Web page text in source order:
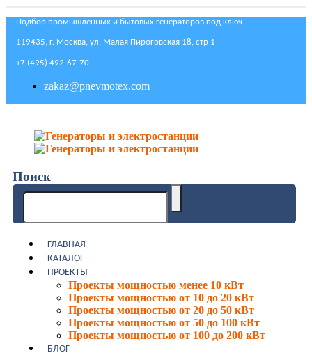
Подбор промышленных и бытовых генераторов под ключ
119435, г. Москва, ул. Малая Пироговская 18, стр 1
+7 (495) 492-67-70
zakaz@pnevmotex.com
Поиск
ГЛАВНАЯ
КАТАЛОГ
ПРОЕКТЫ
Проекты мощностью менее 10 кВт
Проекты мощностью от 10 до 20 кВт
Проекты мощностью от 20 до 50 кВт
Проекты мощностью от 50 до 100 кВт
Проекты мощностью от 100 до 200 кВт
БЛОГ